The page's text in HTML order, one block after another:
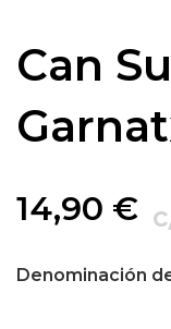
Can
14,90 €
Denominación